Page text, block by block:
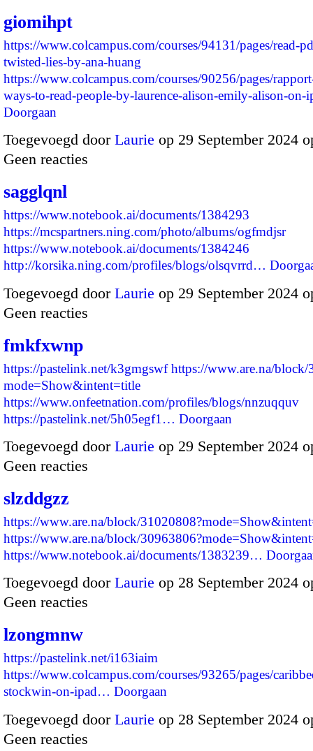
giomihpt
https://www.colcampus.com/courses/94131/pages/read-
twisted-lies-by-ana-huang
https://www.colcampus.com/courses/90256/pages/
ways-to-read-people-by-laurence-alison-emily-alison-
Doorgaan
Toegevoegd door Laurie op 29 September 2024
Geen reacties
sagglqnl
https://www.notebook.ai/documents/1384293
https://mcspartners.ning.com/photo/albums/ogfmdjsr
https://www.notebook.ai/documents/1384246
http://korsika.ning.com/profiles/blogs/olsqvrrd…
Toegevoegd door Laurie op 29 September 2024
Geen reacties
fmkfxwnp
https://pastelink.net/k3gmgswf https://www.are.na/block/
mode=Show&intent=title
https://www.onfeetnation.com/profiles/blogs/nnzuqquv
https://pastelink.net/5h05egf1… Doorgaan
Toegevoegd door Laurie op 29 September 2024
Geen reacties
slzddgzz
https://www.are.na/block/
https://www.are.na/block/
https://www.notebook.ai/documents/1383239…
Toegevoegd door Laurie op 28 September 2024
Geen reacties
lzongmnw
https://pastelink.net/i163iaim
https://www.colcampus.com/courses/93265/pages/
stockwin-on-ipad… Doorgaan
Toegevoegd door Laurie op 28 September 2024
Geen reacties